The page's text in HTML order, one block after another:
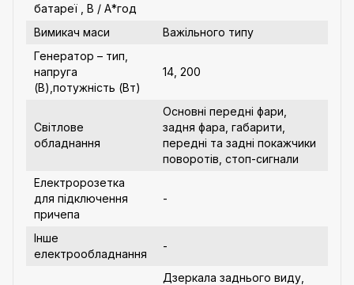
батареї , В / А*год
Вимикач маси
Важільного типу
Генератор – тип,
напруга
(В),потужність (Вт)
14, 200
Світлове
обладнання
Основні передні фари,
задня фара, габарити,
передні та задні покажчики
поворотів, стоп-сигнали
Електророзетка
для підключення
причепа
-
Інше
електрообладнання
-
Дзеркала заднього виду,